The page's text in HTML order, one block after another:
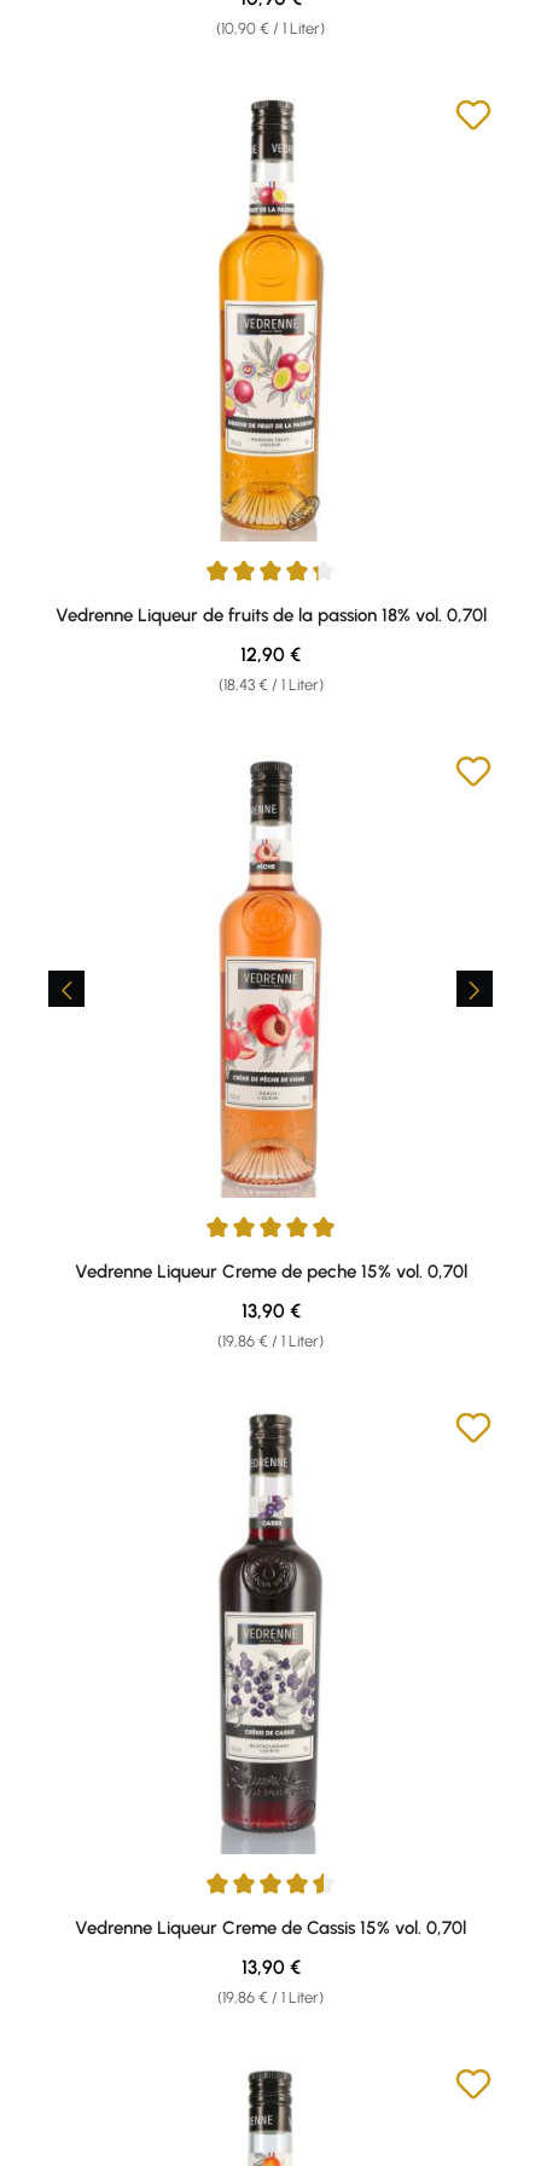
(10,90 € / 1 Liter)
Durchschnittliche Bewertung von 4.33 von 5 Sternen
Vedrenne Liqueur de fruits de la passion 18% vol. 0,70l
(18,43 € / 1 Liter)
Regulärer Preis:
12,90 €
Durchschnittliche Bewertung von 5 von 5 Sternen
Vedrenne Liqueur Creme de peche 15% vol. 0,70l
(19,86 € / 1 Liter)
Regulärer Preis:
13,90 €
Durchschnittliche Bewertung von 4.5 von 5 Sternen
Vedrenne Liqueur Creme de Cassis 15% vol. 0,70l
(19,86 € / 1 Liter)
Regulärer Preis:
13,90 €